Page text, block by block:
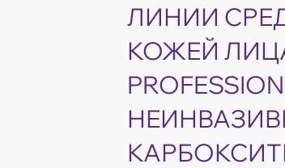
ЛИНИИ
КОЖЕЙ